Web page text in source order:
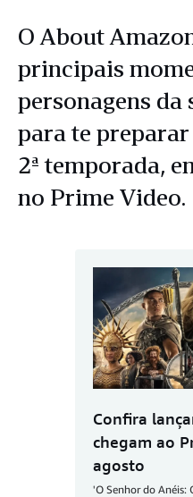
O About
principais
personagens da
para te
2ª temporada,
no Prime Video.
Confira
chegam ao
agosto
'O Senhor do Anéis: